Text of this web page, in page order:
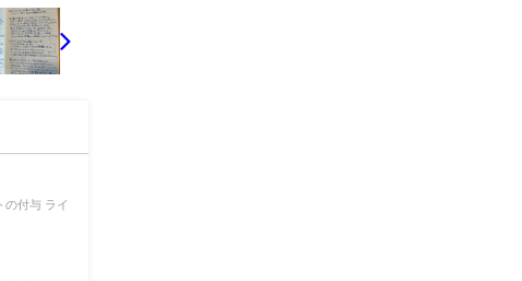
の付与 ライ